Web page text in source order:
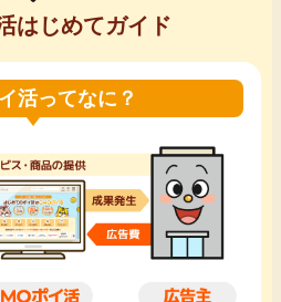
ス
はじめてガイド
活ってなに？